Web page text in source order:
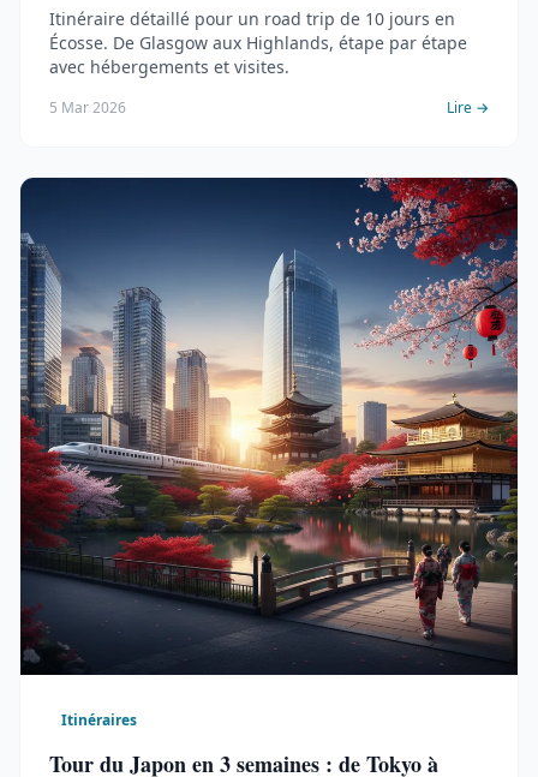
Itinéraire détaillé pour un road trip de 10 jours en
Écosse. De Glasgow aux Highlands, étape par étape
avec hébergements et visites.
5 Mar 2026 Lire →
Itinéraires
Tour du Japon en 3 semaines : de Tokyo à